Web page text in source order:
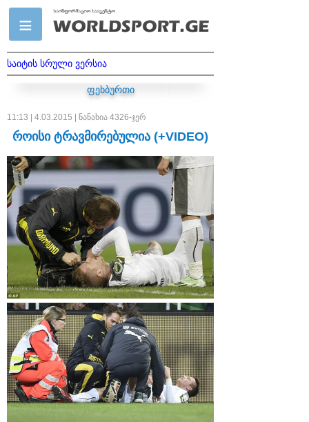
საიტის სრული ვერსია
ფეხბურთი
11:13 | 4.03.2015 | ნანახია 4326-ჯერ
როისი ტრავმირებულია (+VIDEO)